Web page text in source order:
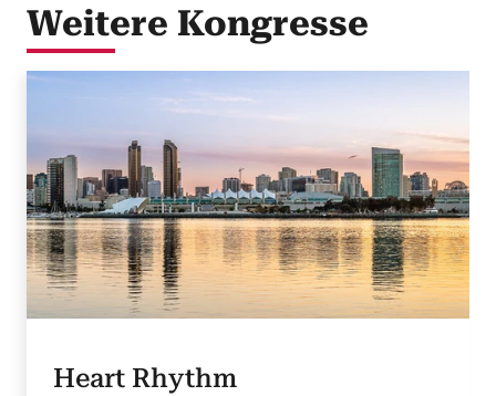
Weitere Kongresse
Heart Rhythm